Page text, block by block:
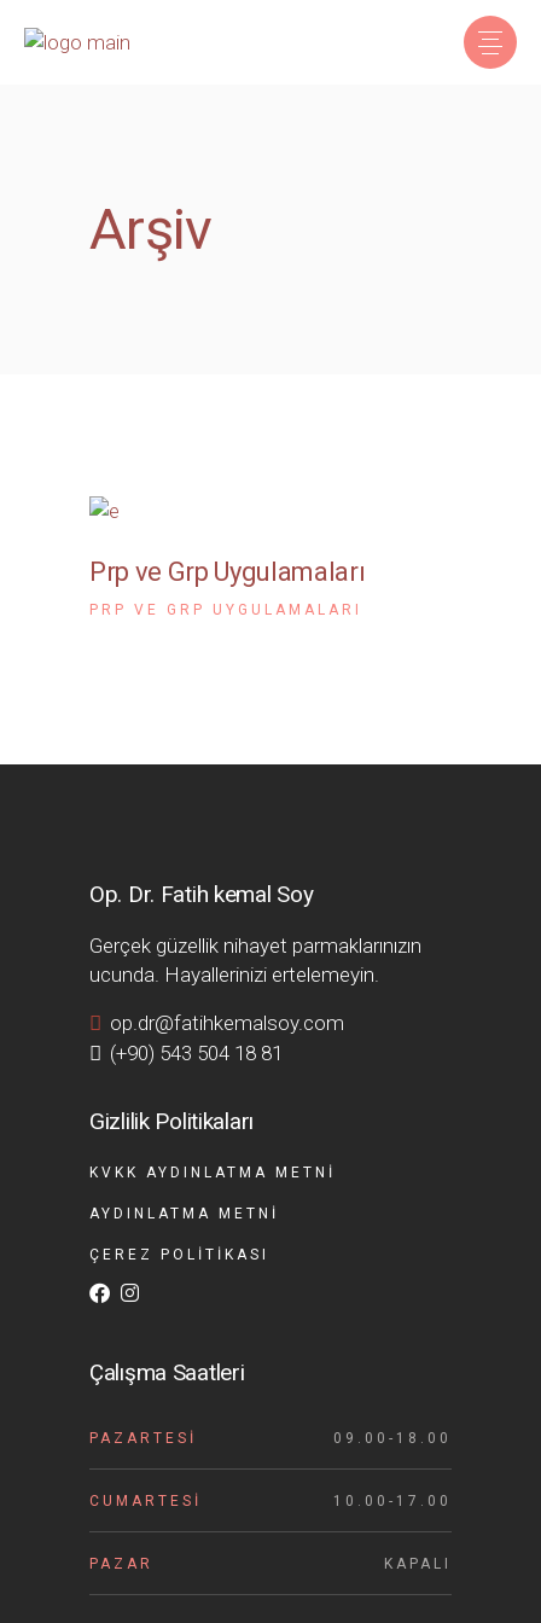
Arşiv
Prp ve Grp Uygulamaları
PRP VE GRP UYGULAMALARI
Op. Dr. Fatih kemal Soy
Gerçek güzellik nihayet parmaklarınızın
ucunda. Hayallerinizi ertelemeyin.
op.dr@fatihkemalsoy.com
(+90) 543 504 18 81
Gizlilik Politikaları
KVKK AYDINLATMA METNI
AYDINLATMA METNI
ÇEREZ POLITIKASI
Çalışma Saatleri
PAZARTESI 09.00-18.00
CUMARTESI 10.00-17.00
PAZAR KAPALI